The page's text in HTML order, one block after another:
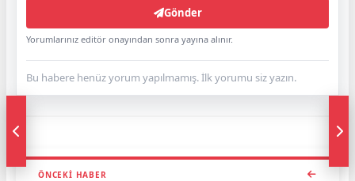
Gönder
Yorumlarınız editör onayından sonra yayına alınır.
Bu habere henüz yorum yapılmamış. İlk yorumu siz yazın.
ÖNCEKI HABER